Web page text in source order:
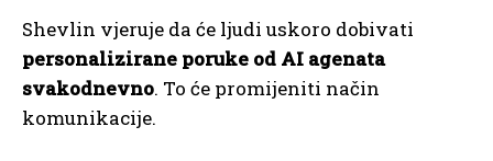
Shevlin vjeruje da će ljudi uskoro dobivati
personalizirane poruke od AI agenata
svakodnevno. To će promijeniti način
komunikacije.